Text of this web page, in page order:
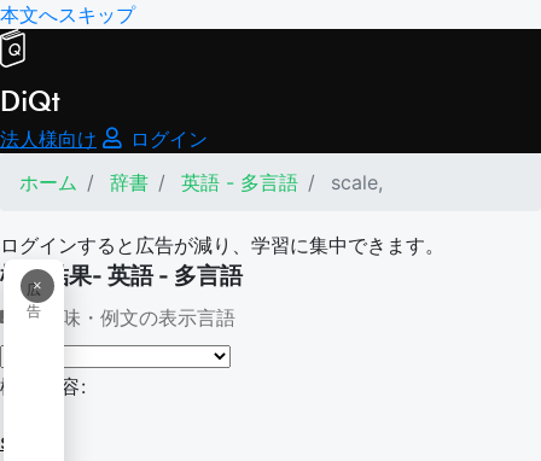
本文へスキップ
DiQt
法人様向け
ログイン
ホーム
辞書 英語 - 多言語 scale,
ログインすると広告が減り、学習に集中できます。
×
広
告
検索結果- 英語 - 多言語
意味・例文の表示言語
検索内容:
scale,